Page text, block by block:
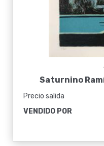
Saturnino
Precio salida
VENDIDO POR